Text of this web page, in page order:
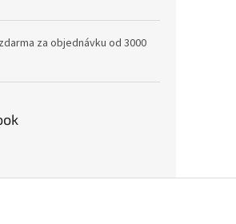
za objednávku od 3000